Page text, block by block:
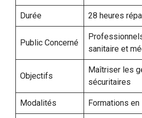
Durée 28 heures
Public Concerné
sanitaire et
Objectifs
Maîtriser les
sécuritaires
Modalités Formations en